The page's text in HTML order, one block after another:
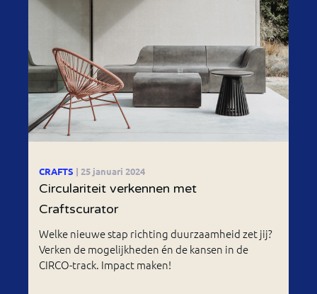
CRAFTS | 25 januari 2024
Circulariteit verkennen met
Craftscurator
Welke nieuwe stap richting duurzaamheid zet jij?
Verken de mogelijkheden én de kansen in de
CIRCO-track. Impact maken!